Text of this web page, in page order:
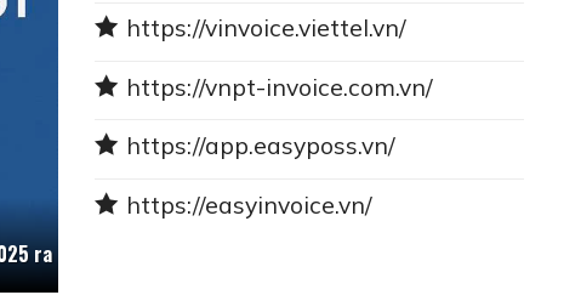
ra
https://vinvoice.viettel.vn/
https://vnpt-invoice.com.vn/
https://app.easyposs.vn/
https://easyinvoice.vn/